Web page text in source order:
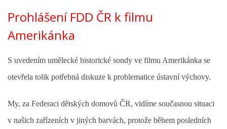
Prohlášení FDD ČR k filmu
Amerikánka
S uvedením umělecké historické sondy ve filmu Amerikánka se
otevřela tolik potřebná diskuze k problematice ústavní výchovy.
My, za Federaci dětských domovů ČR, vidíme současnou situaci
v našich zařízeních v jiných barvách, protože během posledních